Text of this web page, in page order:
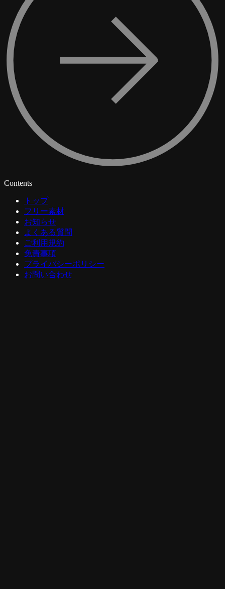
Contents
トップ
フリー素材
お知らせ
よくある質問
ご利用規約
免責事項
プライバシーポリシー
お問い合わせ